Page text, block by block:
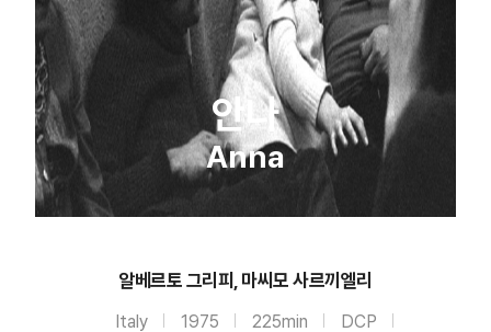
안나
Anna
알베르토 그리피, 마씨모 사르끼엘리
Italy 1975 225min DCP